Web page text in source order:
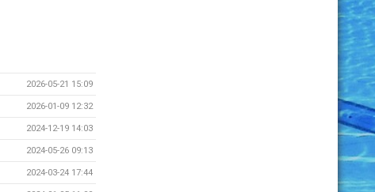
2026-05-21 15:09
2026-01-09 12:32
2024-12-19 14:03
2024-05-26 09:13
2024-03-24 17:44